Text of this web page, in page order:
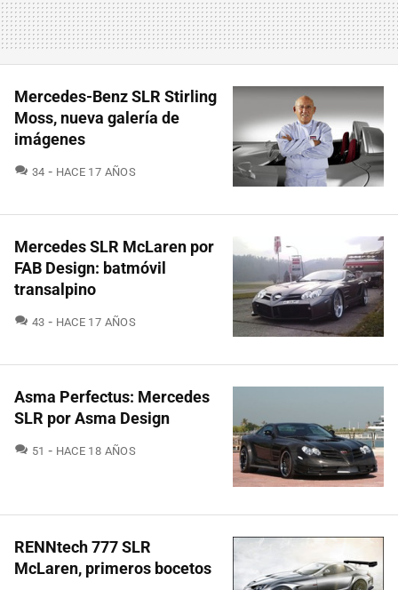
Mercedes-Benz SLR Stirling
Moss, nueva galería de
imágenes
34 COMENTARIOS
HACE 17 AÑOS
Mercedes SLR McLaren por
FAB Design: batmóvil
transalpino
43 COMENTARIOS
HACE 17 AÑOS
Asma Perfectus: Mercedes
SLR por Asma Design
51 COMENTARIOS
HACE 18 AÑOS
RENNtech 777 SLR
McLaren, primeros bocetos